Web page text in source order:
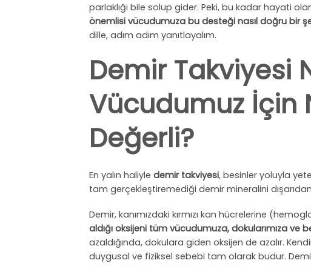
parlaklığı bile solup gider. Peki, bu kadar hayati
önemlisi vücudumuza bu desteği nasıl doğru bir
dille, adım adım yanıtlayalım.
Demir Takviyesi
Vücudumuz İçin
Değerli?
En yalın haliyle demir takviyesi, besinler yoluyla
tam gerçekleştiremediği demir mineralini
Demir, kanımızdaki kırmızı kan hücrelerine
aldığı oksijeni tüm vücudumuza, dokularımıza ve
azaldığında, dokulara giden oksijen de azalır.
duygusal ve fiziksel sebebi tam olarak budur.